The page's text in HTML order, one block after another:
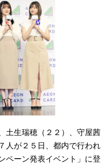
土生瑞穂（２２）、守屋茜
人が２５日、都内で行われ
ーン発表イベント」に登